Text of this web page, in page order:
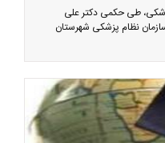
طی حکمی دکتر علی
نظام پزشکی شهرستان